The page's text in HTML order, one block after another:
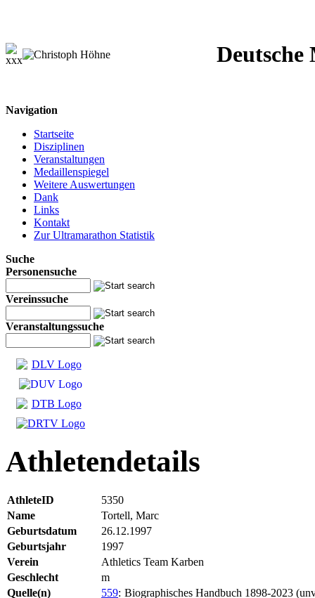
Navigation
Startseite
Disziplinen
Veranstaltungen
Medaillenspiegel
Weitere Auswertungen
Dank
Links
Kontakt
Zur Ultramarathon Statistik
Suche
Personensuche
Vereinssuche
Veranstaltungssuche
Athletendetails
AthleteID
5350
Name
Tortell, Marc
Geburtsdatum
26.12.1997
Geburtsjahr
1997
Verein
Athletics Team Karben
Geschlecht
m
Quelle(n)
559: Biographisches Handbuch 1898-2023